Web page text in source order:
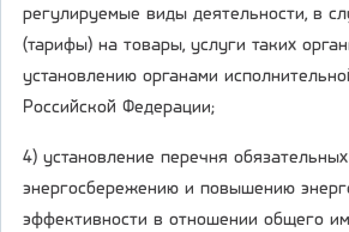
регулируемые виды деятельности, в
(тарифы) на товары, услуги таких
установлению органами
Российской Федерации;
4) установление перечня
энергосбережению и повышению
эффективности в отношении общего